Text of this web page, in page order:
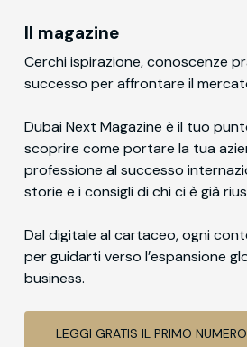
Il magazine
Cerchi ispirazione, conoscenze
successo per affrontare il
Dubai Next Magazine è il tuo
scoprire come portare la tua
professione al successo
storie e i consigli di chi ci è già
Dal digitale al cartaceo, ogni
per guidarti verso l’espansione
business.
LEGGI GRATIS IL PRIMO NUMERO